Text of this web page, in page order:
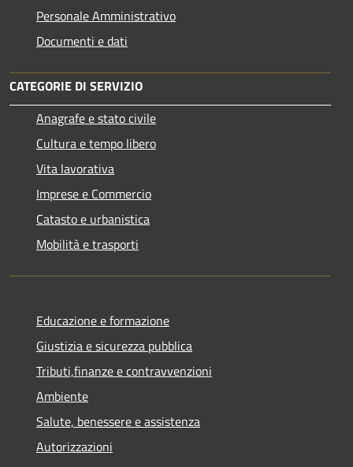
Personale Amministrativo
Documenti e dati
CATEGORIE DI SERVIZIO
Anagrafe e stato civile
Cultura e tempo libero
Vita lavorativa
Imprese e Commercio
Catasto e urbanistica
Mobilità e trasporti
Educazione e formazione
Giustizia e sicurezza pubblica
Tributi,finanze e contravvenzioni
Ambiente
Salute, benessere e assistenza
Autorizzazioni